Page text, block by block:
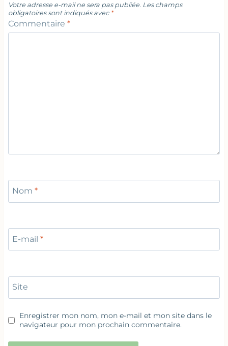
Votre adresse e-mail ne sera pas publiée. Les champs
obligatoires sont indiqués avec *
Commentaire *
Nom *
E-mail *
Site
Enregistrer mon nom, mon e-mail et mon site dans le
navigateur pour mon prochain commentaire.